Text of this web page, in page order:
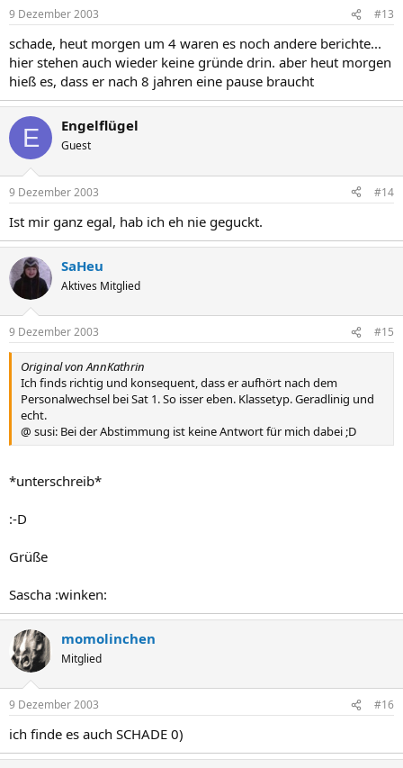
9 Dezember 2003 #13
schade, heut morgen um 4 waren es noch andere berichte...
hier stehen auch wieder keine gründe drin. aber heut morgen
hieß es, dass er nach 8 jahren eine pause braucht
E Engelflügel
Guest
9 Dezember 2003 #14
Ist mir ganz egal, hab ich eh nie geguckt.
SaHeu
Aktives Mitglied
9 Dezember 2003 #15
Original von AnnKathrin
Ich finds richtig und konsequent, dass er aufhört nach dem
Personalwechsel bei Sat 1. So isser eben. Klassetyp. Geradlinig und
echt.
@ susi: Bei der Abstimmung ist keine Antwort für mich dabei ;D
*unterschreib*
:-D
Grüße
Sascha :winken:
momolinchen
Mitglied
9 Dezember 2003 #16
ich finde es auch SCHADE 0)